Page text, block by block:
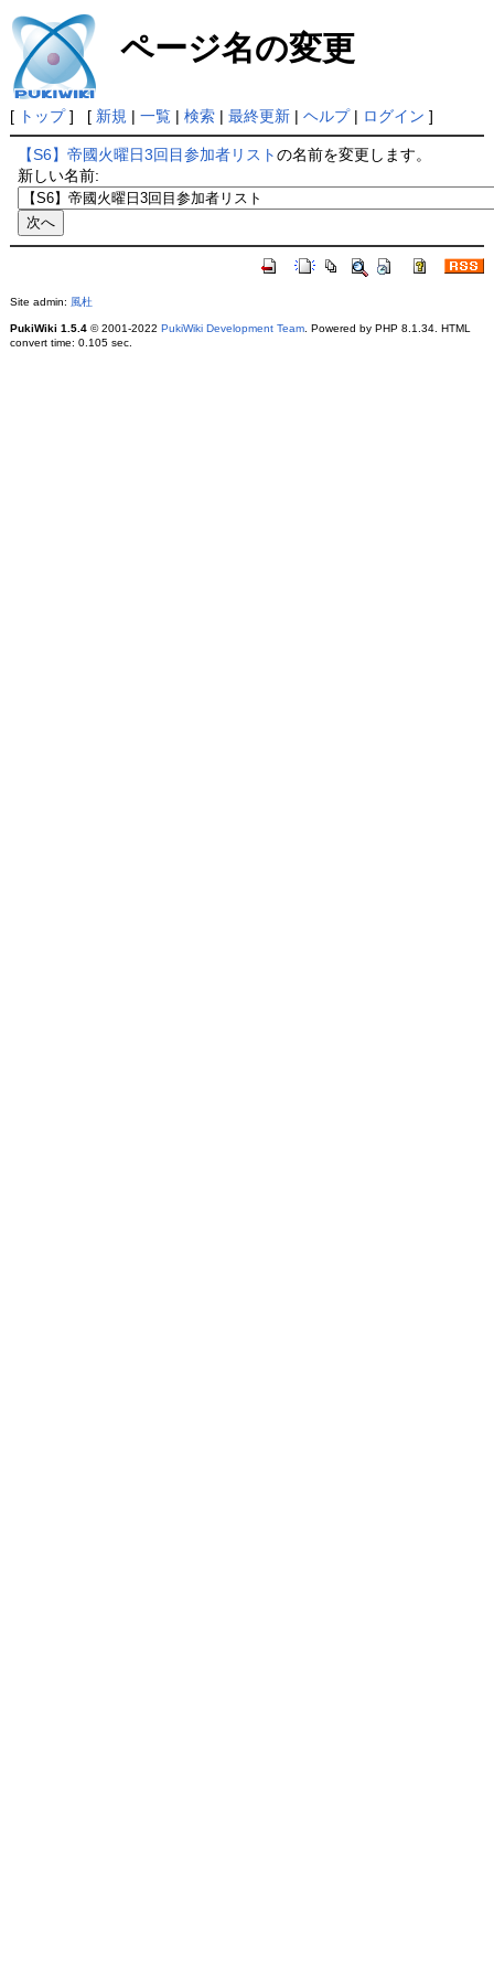
ページ名の変更
[ トップ] [ 新規 | 一覧| 検索| 最終更新| ヘルプ| ログイン ]
【S6】帝國火曜日3回目参加者リストの名前を変更します。
新しい名前:
Site admin: 風杜
PukiWiki 1.5.4© 2001-2022 PukiWiki Development Team. Powered by PHP 8.1.34. HTML
convert time: 0.105 sec.